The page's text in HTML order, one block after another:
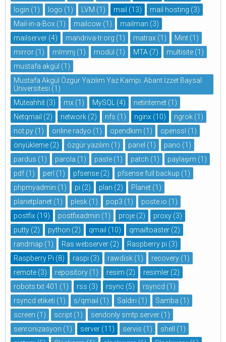
login (1) logo (1) LVM (1) mail (13) mail hosting (3)
Mail-in-a-Box (1) mailcow (1) mailman (3)
mailserver (4) mandriva-tr.org (1) matrax (1) Mint (1)
mirror (1) mlmmj (1) modül (1) MTA (7) multisite (1)
mustafa akgül (1)
Mustafa Akgül Özgür Yazılım Yaz Kampı. Abant İzzet Baysal
Üniversitesi (1)
Müteahhit (3) mx (1) MySQL (4) netinternet (1)
Netqmail (2) network (2) nfs (1) nginx (10) ngrok (1)
not.py (1) online radyo (1) opendkim (1) openssl (1)
önyükleme (2) özgür yazılım (1) panel (1) pano (1)
pardus (1) parola (1) paste (1) patch (1) paylaşım (1)
pdf (1) perl (1) pfsense (2) pfsense full backup (1)
phpmyadmin (1) pi (2) plan (2) Planet (1)
planetplanet (1) plesk (1) pop3 (1) poste.io (1)
postfix (19) postfixadmin (1) proje (2) proxy (3)
putty (2) python (2) qmail (10) qmailtoaster (2)
randmap (1) Ras webserver (2) Raspberry pi (3)
Raspberry Pi (8) raspi (3) rawdisk (1) recovery (1)
remote (3) repository (1) resim (2) resimler (2)
robots.txt 401 (1) rss (3) rsync (5) rsyncd (1)
rsyncd etiketi (1) s/qmail (1) Saldırı (1) Samba (1)
screen (1) script (1) sendonly smtp server (1)
senronizasyon (1) server (11) servis (1) shell
(1)